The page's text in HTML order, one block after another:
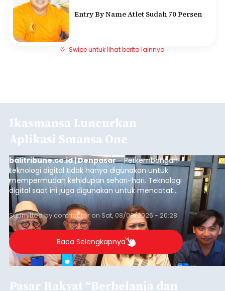
Entry By Name Atlet Sudah 70 Persen
Swipe untuk lihat berita lainnya
Ikasmansa Luncurkan
Aplikasi Smansa One
balitribune.co.id | Denpasar- Perkembangan
teknologi digital tidak hanya digunakan untuk
mempermudah kehidupan sehari-hari. Teknologi
digital saat ini juga digunakan untuk mencatat
dan mengelola data base alumni dari suatu
sekolah, salah satunya adalah alumni SMA 1
Denpasar.
Submitted bycontributoron Sat, 08/08/2026 - 20:28
Baca Selengkapnya
Pasar Rakyat “Berbelanja dan